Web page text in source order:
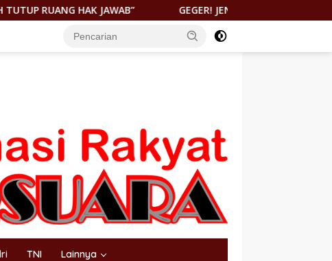
GEGER! JENAZAH DITEMUKAN DI PANTAI KEUREA
TNI Lainnya